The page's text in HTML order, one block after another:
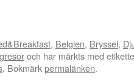
, Belgien, Bryssel,
och har märkts med
. Bokmärkpermalänken.